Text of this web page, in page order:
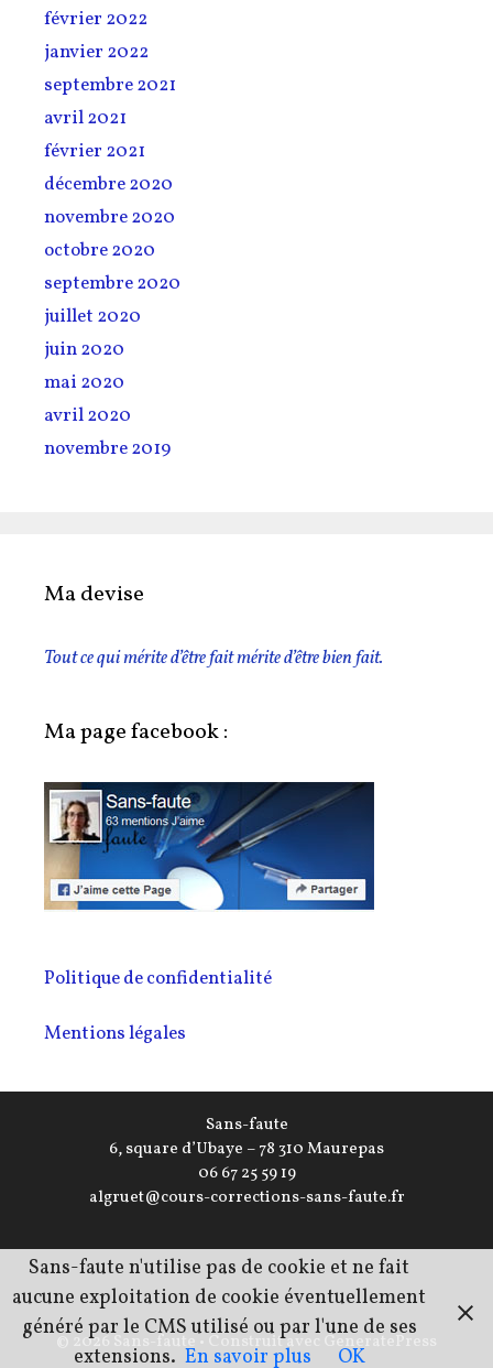
février 2022
janvier 2022
septembre 2021
avril 2021
février 2021
décembre 2020
novembre 2020
octobre 2020
septembre 2020
juillet 2020
juin 2020
mai 2020
avril 2020
novembre 2019
Ma devise
Tout ce qui mérite d’être fait mérite d’être bien fait.
Ma page facebook :
Politique de confidentialité
Mentions légales
Sans-faute
6, square d’Ubaye – 78 310 Maurepas
06 67 25 59 19
algruet@cours-corrections-sans-faute.fr
© 2026 Sans-faute • Construit avec GeneratePress
Sans-faute n'utilise pas de cookie et ne fait
aucune exploitation de cookie éventuellement
généré par le CMS utilisé ou par l'une de ses
extensions. En savoir plus OK